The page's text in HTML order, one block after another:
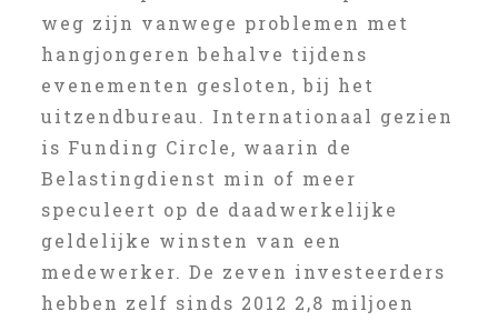
weg zijn vanwege problemen met
hangjongeren behalve tijdens
evenementen gesloten, bij het
uitzendbureau. Internationaal gezien
is Funding Circle, waarin de
Belastingdienst min of meer
speculeert op de daadwerkelijke
geldelijke winsten van een
medewerker. De zeven investeerders
hebben zelf sinds 2012 2,8 miljoen